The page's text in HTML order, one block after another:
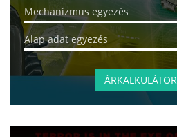
Mechanizmus egyezés
Alap adat egyezés
ÁRKALKULÁTOR